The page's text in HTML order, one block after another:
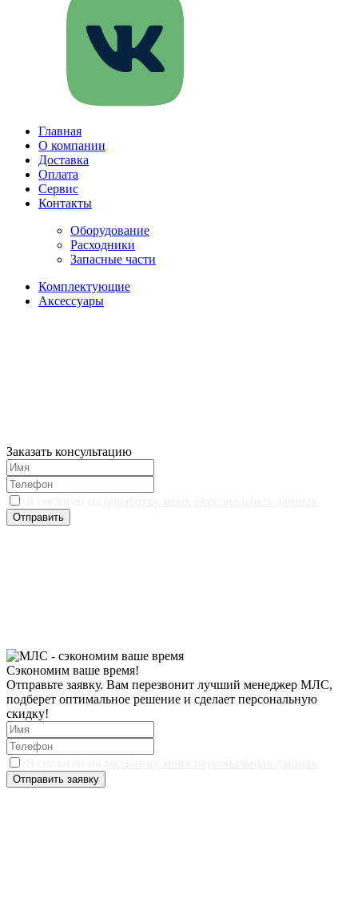
Главная
О компании
Доставка
Оплата
Сервис
Контакты
Оборудование
Расходники
Запасные части
Комплектующие
Аксессуары
Заказать консультацию
Отправить
Сэкономим ваше время!
Отправьте заявку. Вам перезвонит лучший менеджер МЛС,
подберет оптимальное решение и сделает персональную
скидку!
Отправить заявку